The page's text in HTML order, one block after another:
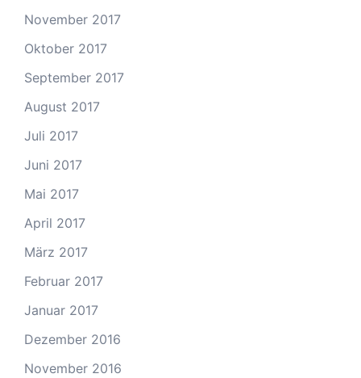
November 2017
Oktober 2017
September 2017
August 2017
Juli 2017
Juni 2017
Mai 2017
April 2017
März 2017
Februar 2017
Januar 2017
Dezember 2016
November 2016